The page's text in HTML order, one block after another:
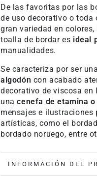
De las favoritas por las
de uso decorativo o
gran variedad en
toalla de bordar es ideal
manualidades.
Se caracteriza por ser
algodón con acabado
decorativo de viscosa en
unacenefa de etamina
mensajes e
artísticas, como el
bordado noruego, entre
INFORMACIÓN DEL